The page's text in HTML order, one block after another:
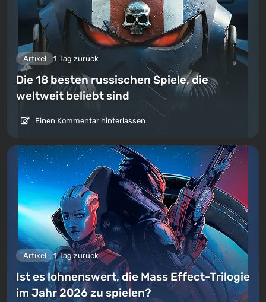
Artikel 1 Tag zurück
Die 18 besten russischen Spiele, die
weltweit beliebt sind
Einen Kommentar hinterlassen
Artikel 1 Tag zurück
Ist es lohnenswert, die Mass Effect-Trilogie
im Jahr 2026 zu spielen?